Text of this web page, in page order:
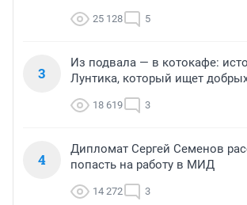
25 128 5
3
Из подвала — в котокафе:
Лунтика, который ищет
18 619 3
4
Дипломат Сергей Семенов
попасть на работу в МИД
14 272 3